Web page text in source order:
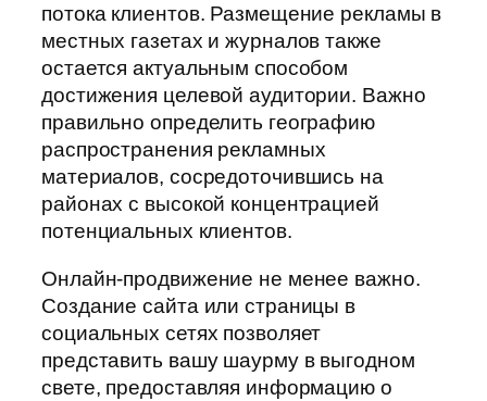
потока клиентов. Размещение рекламы в
местных газетах и журналов также
остается актуальным способом
достижения целевой аудитории. Важно
правильно определить географию
распространения рекламных
материалов, сосредоточившись на
районах с высокой концентрацией
потенциальных клиентов.
Онлайн-продвижение не менее важно.
Создание сайта или страницы в
социальных сетях позволяет
представить вашу шаурму в выгодном
свете, предоставляя информацию о